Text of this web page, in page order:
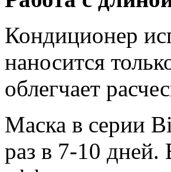
Кондиционер
наносится
облегчает
Маска в серии
раз в 7-10 дней.